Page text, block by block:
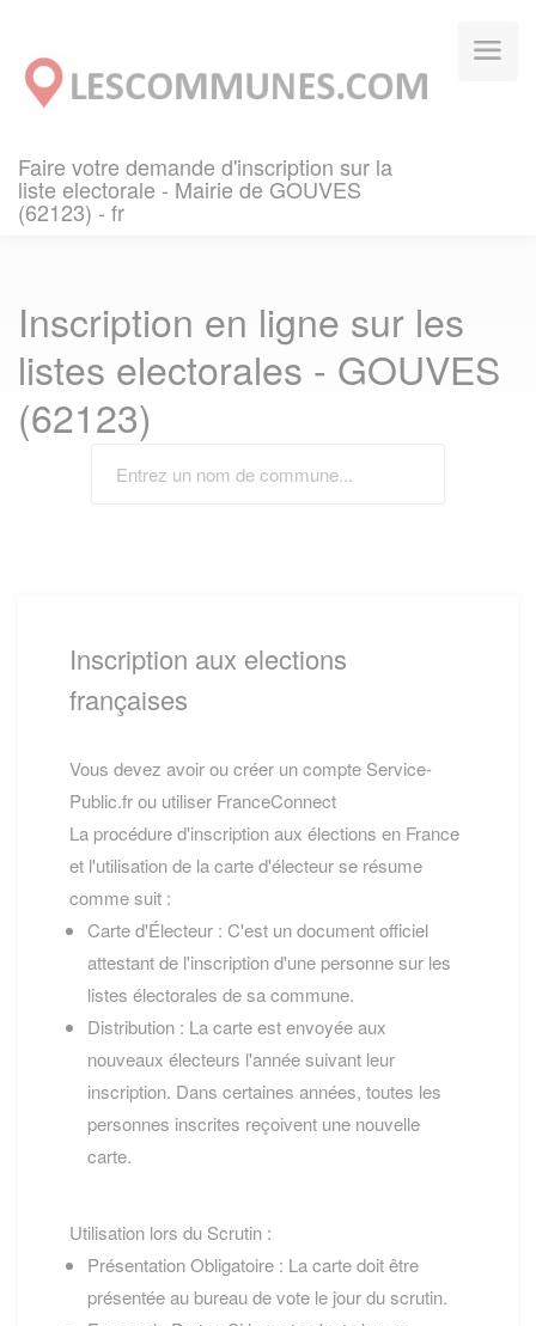
Faire votre demande d'inscription sur la
liste electorale - Mairie de GOUVES
(62123) - fr
Inscription en ligne sur les
listes electorales - GOUVES
(62123)
Inscription aux elections
françaises
Vous devez avoir ou créer un compte Service-
Public.fr ou utiliser FranceConnect
La procédure d'inscription aux élections en France
et l'utilisation de la carte d'électeur se résume
comme suit :
Carte d'Électeur : C'est un document officiel
attestant de l'inscription d'une personne sur les
listes électorales de sa commune.
Distribution : La carte est envoyée aux
nouveaux électeurs l'année suivant leur
inscription. Dans certaines années, toutes les
personnes inscrites reçoivent une nouvelle
carte.
Utilisation lors du Scrutin :
Présentation Obligatoire : La carte doit être
présentée au bureau de vote le jour du scrutin.